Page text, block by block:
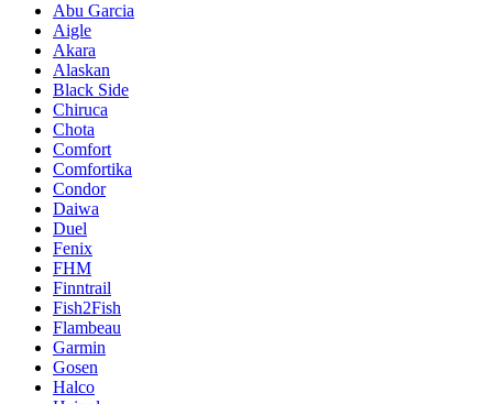
Abu Garcia
Aigle
Akara
Alaskan
Black Side
Chiruca
Chota
Comfort
Comfortika
Condor
Daiwa
Duel
Fenix
FHM
Finntrail
Fish2Fish
Flambeau
Garmin
Gosen
Halco